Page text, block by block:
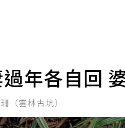
年各自回
（雲林古坑）